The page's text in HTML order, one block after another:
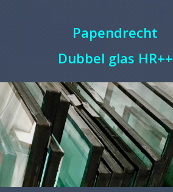
Papendrecht
Dubbel glas HR++